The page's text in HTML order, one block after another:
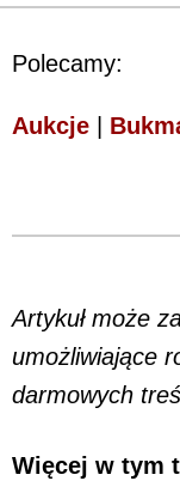
Polecamy:
Aukcje
Artykuł może
umożliwiające
darmowych
Więcej w tym